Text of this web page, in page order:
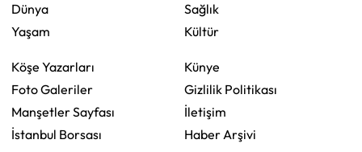
Dünya
Yaşam
Sağlık
Kültür
Köşe Yazarları
Foto Galeriler
Manşetler Sayfası
İstanbul Borsası
Künye
Gizlilik Politikası
İletişim
Haber Arşivi